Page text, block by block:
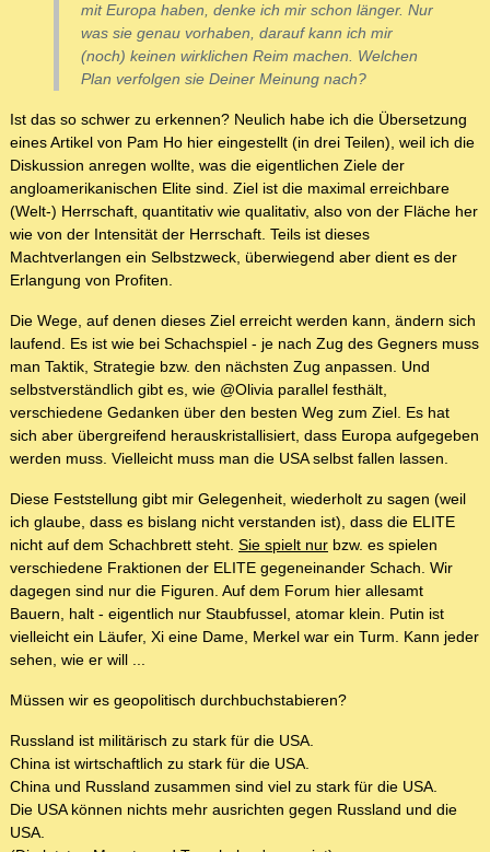
mit Europa haben, denke ich mir schon länger. Nur
was sie genau vorhaben, darauf kann ich mir
(noch) keinen wirklichen Reim machen. Welchen
Plan verfolgen sie Deiner Meinung nach?
Ist das so schwer zu erkennen? Neulich habe ich die Übersetzung
eines Artikel von Pam Ho hier eingestellt (in drei Teilen), weil ich die
Diskussion anregen wollte, was die eigentlichen Ziele der
angloamerikanischen Elite sind. Ziel ist die maximal erreichbare
(Welt-) Herrschaft, quantitativ wie qualitativ, also von der Fläche her
wie von der Intensität der Herrschaft. Teils ist dieses
Machtverlangen ein Selbstzweck, überwiegend aber dient es der
Erlangung von Profiten.
Die Wege, auf denen dieses Ziel erreicht werden kann, ändern sich
laufend. Es ist wie bei Schachspiel - je nach Zug des Gegners muss
man Taktik, Strategie bzw. den nächsten Zug anpassen. Und
selbstverständlich gibt es, wie @Olivia parallel festhält,
verschiedene Gedanken über den besten Weg zum Ziel. Es hat
sich aber übergreifend herauskristallisiert, dass Europa aufgegeben
werden muss. Vielleicht muss man die USA selbst fallen lassen.
Diese Feststellung gibt mir Gelegenheit, wiederholt zu sagen (weil
ich glaube, dass es bislang nicht verstanden ist), dass die ELITE
nicht auf dem Schachbrett steht. Sie spielt nur bzw. es spielen
verschiedene Fraktionen der ELITE gegeneinander Schach. Wir
dagegen sind nur die Figuren. Auf dem Forum hier allesamt
Bauern, halt - eigentlich nur Staubfussel, atomar klein. Putin ist
vielleicht ein Läufer, Xi eine Dame, Merkel war ein Turm. Kann jeder
sehen, wie er will ...
Müssen wir es geopolitisch durchbuchstabieren?
Russland ist militärisch zu stark für die USA.
China ist wirtschaftlich zu stark für die USA.
China und Russland zusammen sind viel zu stark für die USA.
Die USA können nichts mehr ausrichten gegen Russland und die
USA.